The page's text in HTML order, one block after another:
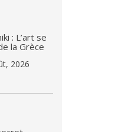
: L’art se
la Grèce
2026